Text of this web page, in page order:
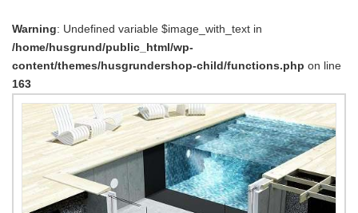
Warning: Undefined variable $image_with_text in
/home/husgrund/public_html/wp-
content/themes/husgrundershop-child/functions.php on line
163